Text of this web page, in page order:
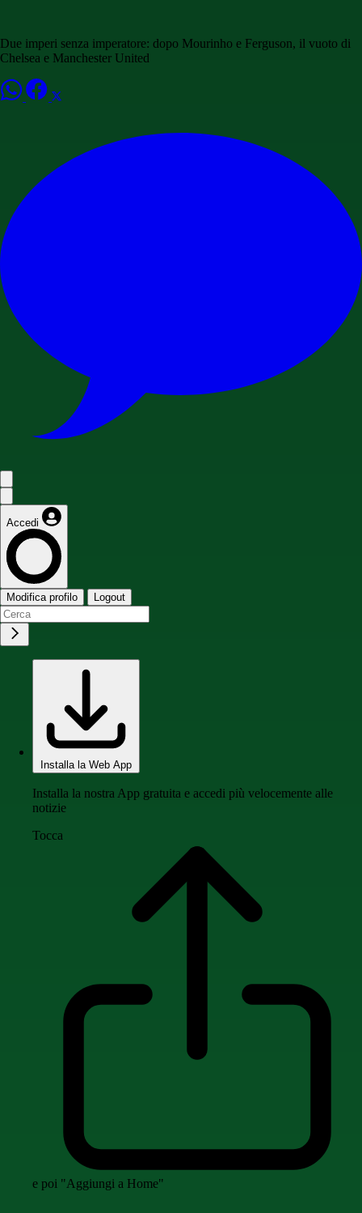
Due imperi senza imperatore: dopo Mourinho e Ferguson, il vuoto di
Chelsea e Manchester United
Accedi
Modifica profilo Logout
Installa la Web App
Installa la nostra App gratuita e accedi più velocemente alle
notizie
Tocca
e poi "Aggiungi a Home"